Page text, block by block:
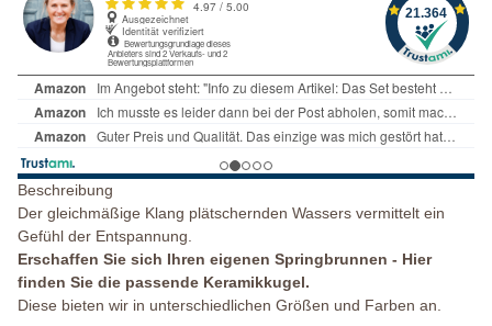
Beschreibung
Der gleichmäßige Klang plätschernden Wassers vermittelt ein
Gefühl der Entspannung.
Erschaffen Sie sich Ihren eigenen Springbrunnen - Hier
finden Sie die passende Keramikkugel.
Diese bieten wir in unterschiedlichen Größen und Farben an.